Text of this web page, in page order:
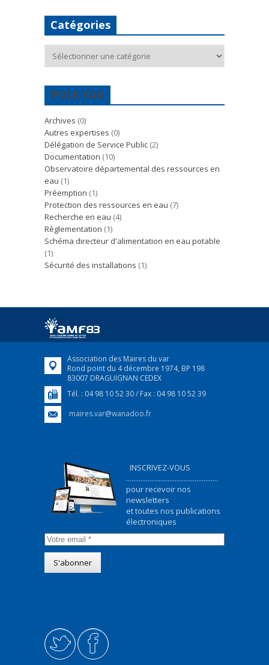
Catégories
POLE EAU
Archives (0)
Autres expertises (0)
Délégation de Service Public (2)
Documentation (10)
Observatoire départemental des ressources en
eau (1)
Préemption (1)
Protection des ressources en eau (7)
Recherche en eau (4)
Règlementation (1)
Schéma directeur d'alimentation en eau potable
(1)
Sécurité des installations (1)
Association des Maires du var
Rond point du 4 décembre 1974, BP 198
83007 DRAGUIGNAN CEDEX
Tél. : 04 98 10 52 30 / Fax : 04 98 10 52 39
maires.var@wanadoo.fr
INSCRIVEZ-VOUS
...................................................
pour recevoir nos
newsletters
et toutes nos publications
électroniques